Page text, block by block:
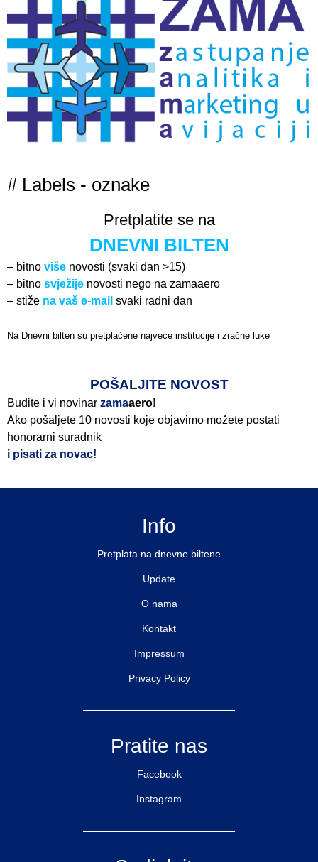
# Labels - oznake
Pretplatite se na
DNEVNI BILTEN
– bitno više novosti (svaki dan >15)
– bitno svježije novosti nego na zamaaero
– stiže na vaš e-mail svaki radni dan
Na Dnevni bilten su pretplaćene najveće institucije i zračne luke
POŠALJITE NOVOST
Budite i vi novinar zamaaero!
Ako pošaljete 10 novosti koje objavimo možete postati
honorarni suradnik
i pisati za novac!
Info
Pretplata na dnevne biltene
Update
O nama
Kontakt
Impressum
Privacy Policy
Pratite nas
Facebook
Instagram